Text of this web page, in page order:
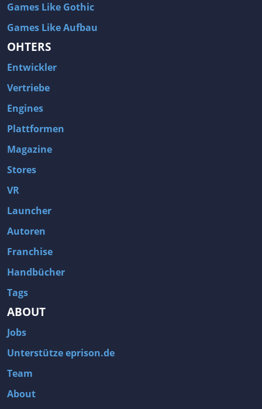
Games Like Gothic
Games Like Aufbau
OHTERS
Entwickler
Vertriebe
Engines
Plattformen
Magazine
Stores
VR
Launcher
Autoren
Franchise
Handbücher
Tags
ABOUT
Jobs
Unterstütze eprison.de
Team
About